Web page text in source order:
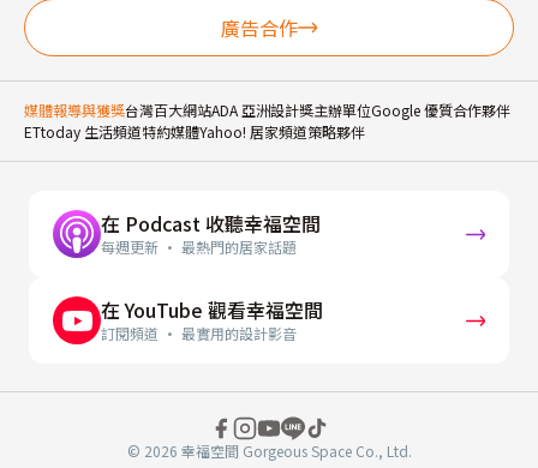
廣告合作
媒體報導與獲獎台灣百大網站ADA 亞洲設計獎主辦單位Google 優質合作夥伴
ETtoday 生活頻道特約媒體Yahoo! 居家頻道策略夥伴
在 Podcast 收聽幸福空間
每週更新 · 最熱門的居家話題
在 YouTube 觀看幸福空間
訂閱頻道 · 最實用的設計影音
© 2026 幸福空間 Gorgeous Space Co., Ltd.